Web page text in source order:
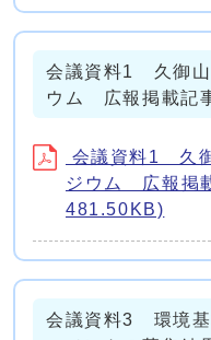
会議資料1 久御山
ウム 広報掲載記
会議資料1 久
ジウム 広報掲
481.50KB)
会議資料3 環境基